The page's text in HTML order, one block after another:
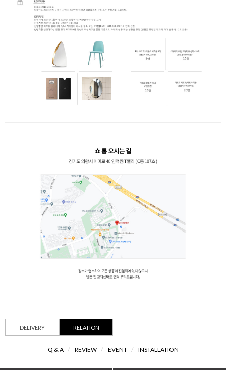
DELIVERY RELATION
Q & A / REVIEW / EVENT / INSTALLATION